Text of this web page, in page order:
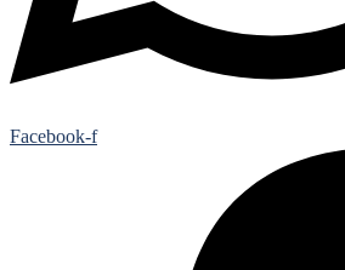
Facebook-f